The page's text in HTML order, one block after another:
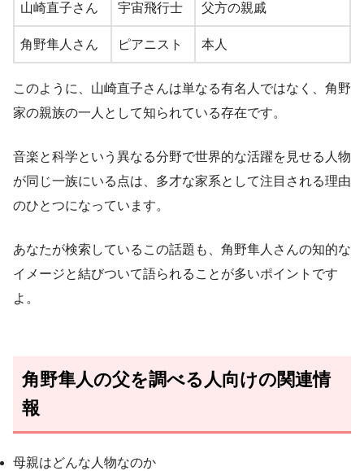
山崎直子さん 宇宙飛行士 父方の親戚
角野隼人さん ピアニスト 本人
このように、山崎直子さんは単なる有名人ではなく、角野
家の親族の一人として知られている存在です。
音楽と科学という異なる分野で世界的な活躍を見せる人物
が同じ一族にいる点は、多才な家系として注目される理由
のひとつになっています。
あなたが検索しているこの話題も、角野隼人さんの知的な
イメージと結びついて語られることが多いポイントです
よ。
角野隼人の父を調べる人向けの関連情
報
母親はどんな人物なのか